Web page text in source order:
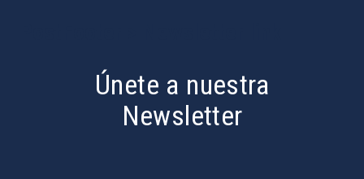
Únete a nuestra
Newsletter